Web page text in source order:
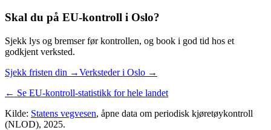
Skal du på EU-kontroll i Oslo?
Sjekk lys og bremser før kontrollen, og book i god tid hos et
godkjent verksted.
Sjekk fristen din →Verksteder i Oslo →
← Se EU-kontroll-statistikk for hele landet
Kilde: Statens vegvesen, åpne data om periodisk kjøretøykontroll
(NLOD), 2025.